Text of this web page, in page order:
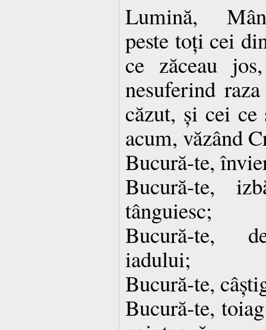
Lumină,
peste toți cei
ce zăceau
nesuferind
căzut, și cei
acum, văzând
Bucură-te,
Bucură-te,
tânguiesc;
Bucură-te,
iadului;
Bucură-te,
Bucură-te,